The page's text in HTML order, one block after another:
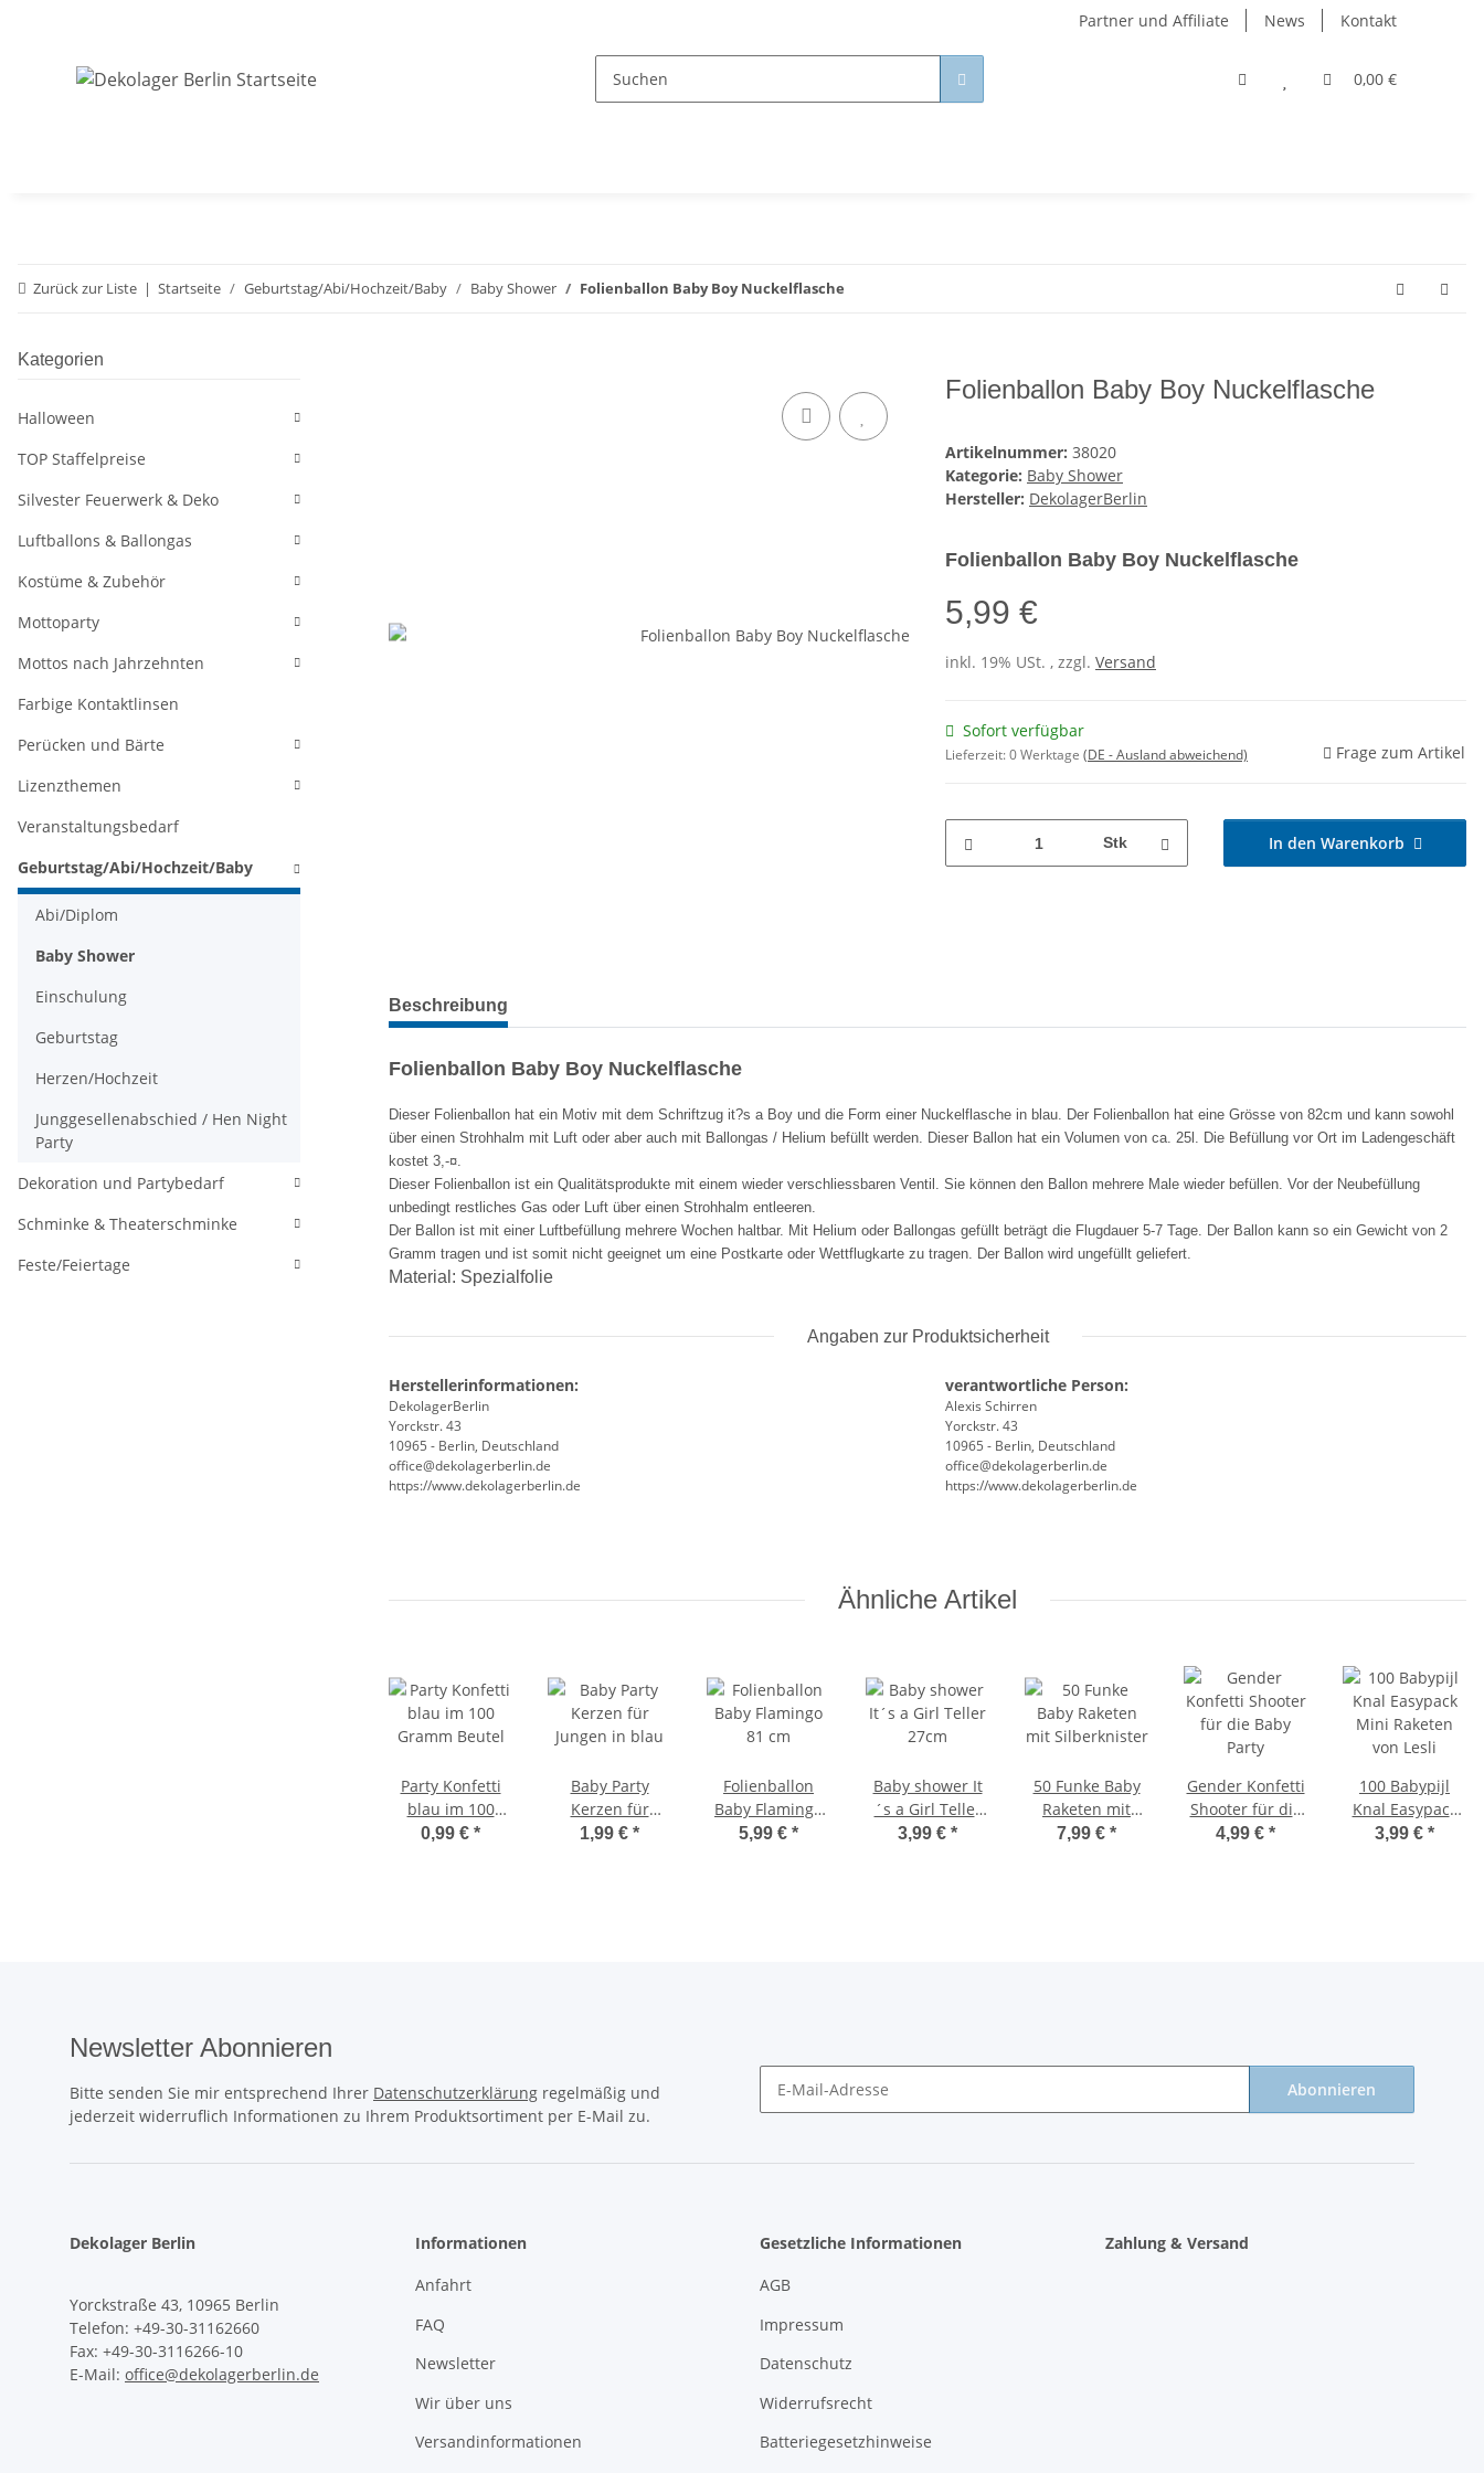
Partner und Affiliate News Kontakt
0,00 €
Zurück zur Liste Startseite Geburtstag/Abi/Hochzeit/Baby Baby Shower Folienballon Baby Boy Nuckelflasche
Folienballon Baby Boy Nuckelflasche
Artikelnummer: 38020
Kategorie: Baby Shower
Hersteller: DekolagerBerlin
Folienballon Baby Boy Nuckelflasche
5,99 €
inkl. 19% USt. , zzgl. Versand
Sofort verfügbar
Lieferzeit:0 Werktage (DE - Ausland abweichend) Frage zum Artikel
Stk In den Warenkorb
weitere Registerkarten anzeigen
Beschreibung
Folienballon Baby Boy Nuckelflasche
Dieser Folienballon hat ein Motiv mit dem Schriftzug it?s a Boy und die Form einer Nuckelflasche in blau. Der Folienballon hat eine Grösse von 82cm und kann sowohl
über einen Strohhalm mit Luft oder aber auch mit Ballongas / Helium befüllt werden. Dieser Ballon hat ein Volumen von ca. 25l. Die Befüllung vor Ort im Ladengeschäft
kostet 3,-¤.
Dieser Folienballon ist ein Qualitätsprodukte mit einem wieder verschliessbaren Ventil. Sie können den Ballon mehrere Male wieder befüllen. Vor der Neubefüllung
unbedingt restliches Gas oder Luft über einen Strohhalm entleeren.
Der Ballon ist mit einer Luftbefüllung mehrere Wochen haltbar. Mit Helium oder Ballongas gefüllt beträgt die Flugdauer 5-7 Tage. Der Ballon kann so ein Gewicht von 2
Gramm tragen und ist somit nicht geeignet um eine Postkarte oder Wettflugkarte zu tragen. Der Ballon wird ungefüllt geliefert.
Material: Spezialfolie
Angaben zur Produktsicherheit
Herstellerinformationen:
DekolagerBerlin
Yorckstr. 43
10965 - Berlin, Deutschland
office@dekolagerberlin.de
https://www.dekolagerberlin.de
verantwortliche Person:
Alexis Schirren
Yorckstr. 43
10965 - Berlin, Deutschland
office@dekolagerberlin.de
https://www.dekolagerberlin.de
Ähnliche Artikel
Party Konfetti
blau im 100
Gramm Beutel
0,99 € *
Baby Party
Kerzen für
Jungen in blau
1,99 € *
Folienballon
Baby Flamingo
81 cm
5,99 € *
Baby shower It
´s a Girl Teller
27cm
3,99 € *
50 Funke Baby
Raketen mit
Silberknister
7,99 € *
Gender Konfetti
Shooter für die
Baby Party
4,99 € *
100 Babypijl
Knal Easypack
Mini Raketen
3,99 € *
Kategorien
Halloween
TOP Staffelpreise
Silvester Feuerwerk & Deko
Luftballons & Ballongas
Kostüme & Zubehör
Mottoparty
Mottos nach Jahrzehnten
Farbige Kontaktlinsen
Perücken und Bärte
Lizenzthemen
Veranstaltungsbedarf
Geburtstag/Abi/Hochzeit/Baby
Abi/Diplom
Baby Shower
Einschulung
Geburtstag
Herzen/Hochzeit
Junggesellenabschied / Hen Night
Party
Dekoration und Partybedarf
Schminke & Theaterschminke
Feste/Feiertage
Newsletter Abonnieren
Bitte senden Sie mir entsprechend Ihrer Datenschutzerklärung regelmäßig und
jederzeit widerruflich Informationen zu Ihrem Produktsortiment per E-Mail zu.
Abonnieren
Dekolager Berlin
Yorckstraße 43, 10965 Berlin
Telefon: +49-30-31162660
Fax: +49-30-3116266-10
E-Mail: office@dekolagerberlin.de
Informationen
Anfahrt
FAQ
Newsletter
Wir über uns
Versandinformationen
Gesetzliche Informationen
AGB
Impressum
Datenschutz
Widerrufsrecht
Batteriegesetzhinweise
Zahlung & Versand